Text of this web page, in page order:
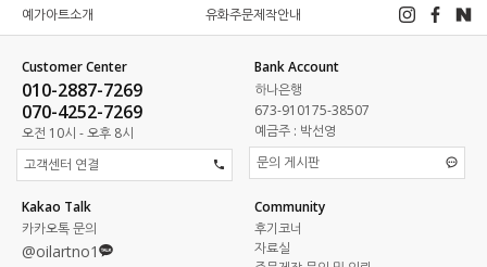
예가아트소개 유화주문제작안내
Customer Center
010-2887-7269
070-4252-7269
오전 10시 - 오후 8시
고객센터 연결
Bank Account
하나은행
673-910175-38507
예금주 : 박선영
문의 게시판
Kakao Talk
카카오톡 문의
@oilartno1
Community
후기코너
자료실